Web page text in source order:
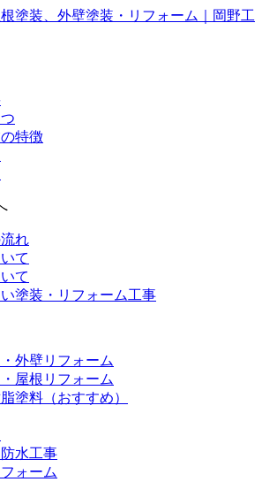
特徴
れ
て
て
塗装・リフォーム工事
外壁リフォーム
屋根リフォーム
塗料（おすすめ）
水工事
ォーム